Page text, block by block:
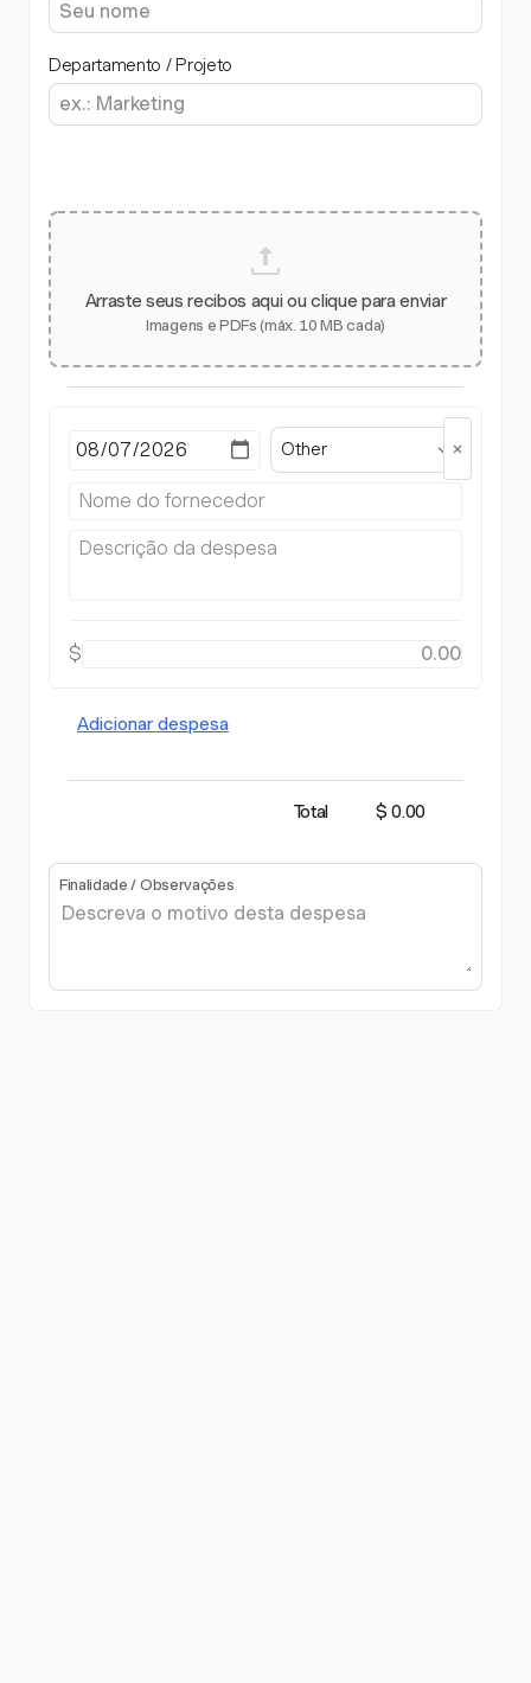
Departamento / Projeto
Arraste seus recibos aqui ou clique para enviar
Imagens e PDFs (máx. 10 MB cada)
Other
$
Adicionar despesa
Total $ 0.00
Finalidade / Observações